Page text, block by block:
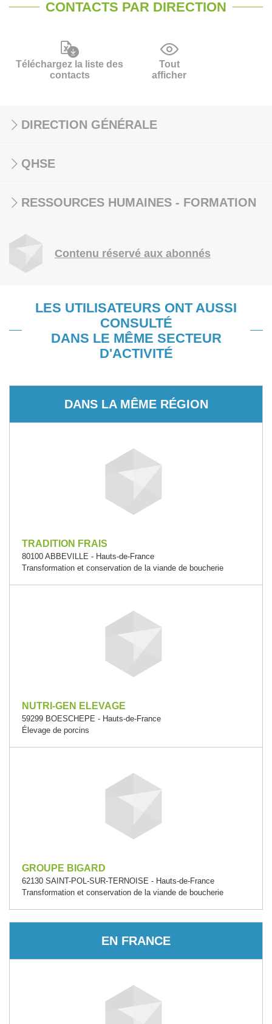
CONTACTS PAR DIRECTION
Téléchargez la liste des
contacts
Tout
afficher
DIRECTION GÉNÉRALE
QHSE
RESSOURCES HUMAINES - FORMATION
Contenu réservé aux abonnés
LES UTILISATEURS ONT AUSSI
CONSULTÉ
DANS LE MÊME SECTEUR
D'ACTIVITÉ
DANS LA MÊME RÉGION
TRADITION FRAIS
80100 ABBEVILLE - Hauts-de-France
Transformation et conservation de la viande de boucherie
NUTRI-GEN ELEVAGE
59299 BOESCHEPE - Hauts-de-France
Élevage de porcins
GROUPE BIGARD
62130 SAINT-POL-SUR-TERNOISE - Hauts-de-France
Transformation et conservation de la viande de boucherie
EN FRANCE